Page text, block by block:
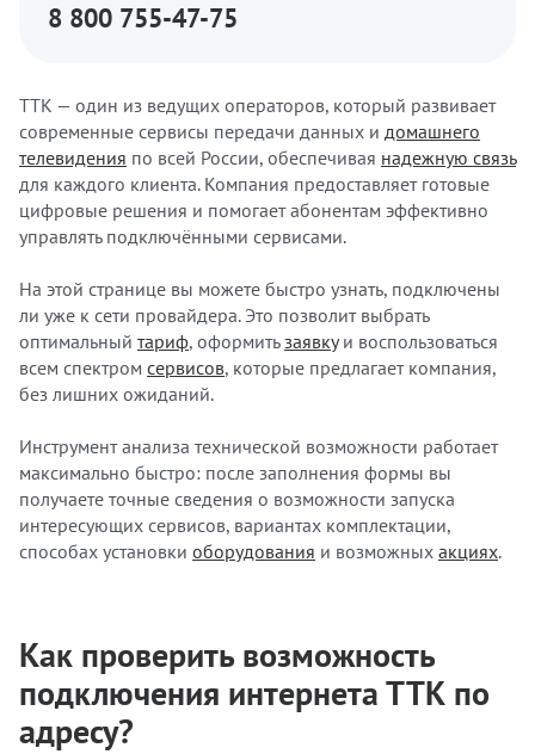
ТТК — один из ведущих операторов, который развивает
современные сервисы передачи данных и домашнего
телевидения по всей России, обеспечивая надежную связь
для каждого клиента. Компания предоставляет готовые
цифровые решения и помогает абонентам эффективно
управлять подключёнными сервисами.
На этой странице вы можете быстро узнать, подключены
ли уже к сети провайдера. Это позволит выбрать
оптимальный тариф, оформитьзаявкуи воспользоваться
всем спектром сервисов, которые предлагает компания,
без лишних ожиданий.
Инструмент анализа технической возможности работает
максимально быстро: после заполнения формы вы
получаете точные сведения о возможности запуска
интересующих сервисов, вариантах комплектации,
способах установки оборудования и возможных акциях.
Как проверить возможность
подключения интернета ТТК по
адресу?
8 800 755-47-75